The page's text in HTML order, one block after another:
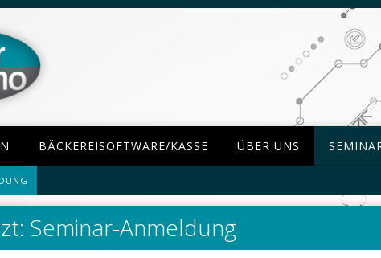
BÄCKEREISOFTWARE/KASSE ÜBER UNS
Seminar-Anmeldung